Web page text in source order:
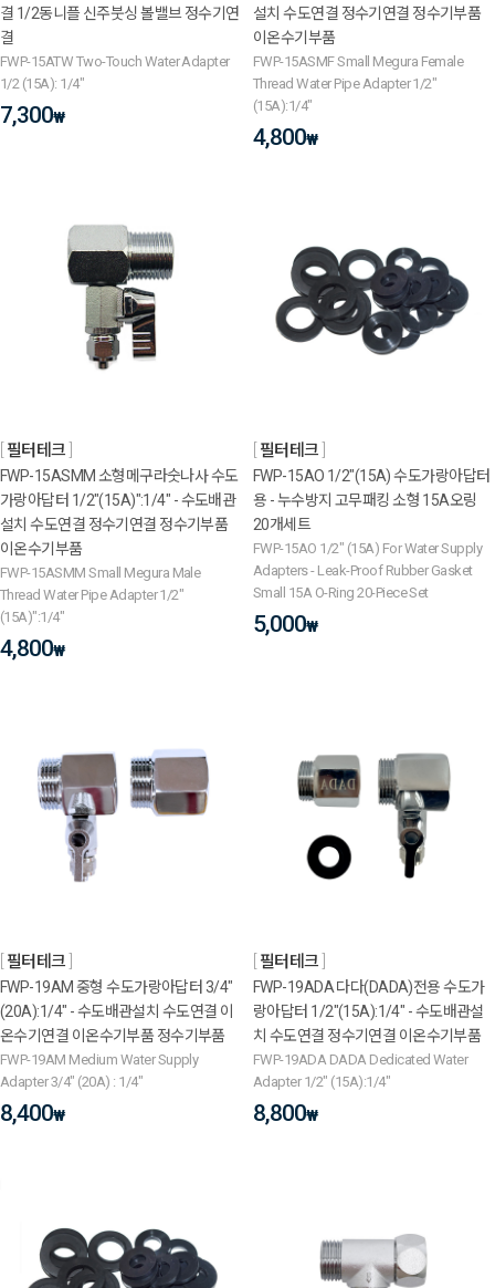
결 1/2동니플 신주붓싱 볼밸브 정수기연
결
FWP-15ATW Two-Touch Water Adapter
1/2 (15A): 1/4"
7,300₩
설치 수도연결 정수기연결 정수기부품
이온수기부품
FWP-15ASMF Small Megura Female
Thread Water Pipe Adapter 1/2"
(15A):1/4"
4,800₩
필터테크
FWP-15ASMM 소형메구라숫나사 수도
가랑아답터 1/2"(15A)":1/4" - 수도배관
설치 수도연결 정수기연결 정수기부품
이온수기부품
FWP-15ASMM Small Megura Male
Thread Water Pipe Adapter 1/2"
(15A)":1/4"
4,800₩
필터테크
FWP-15AO 1/2"(15A) 수도가랑아답터
용 - 누수방지 고무패킹 소형 15A오링
20개세트
FWP-15AO 1/2" (15A) For Water Supply
Adapters - Leak-Proof Rubber Gasket
Small 15A O-Ring 20-Piece Set
5,000₩
필터테크
FWP-19AM 중형 수도가랑아답터 3/4"
(20A):1/4" - 수도배관설치 수도연결 이
온수기연결 이온수기부품 정수기부품
FWP-19AM Medium Water Supply
Adapter 3/4" (20A) : 1/4"
8,400₩
필터테크
FWP-19ADA 다다(DADA)전용 수도가
랑아답터 1/2"(15A):1/4" - 수도배관설
치 수도연결 정수기연결 이온수기부품
FWP-19ADA DADA Dedicated Water
Adapter 1/2" (15A):1/4"
8,800₩